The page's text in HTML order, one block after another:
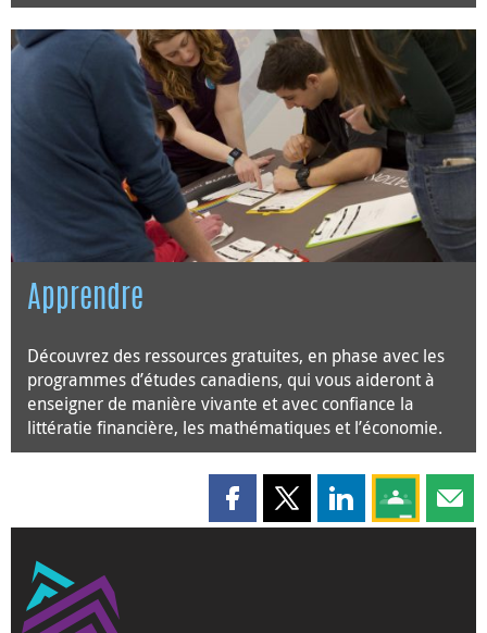
Apprendre
Découvrez des ressources gratuites, en phase avec les
programmes d’études canadiens, qui vous aideront à
enseigner de manière vivante et avec confiance la
littératie financière, les mathématiques et l’économie.
Partager cette page sur
Partager cette page sur X
Partager cette
Partagez